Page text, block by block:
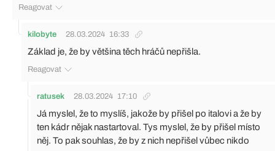
Reagovat
kilobyte 28.03.2024 16:33
Základ je, že by většina těch hráčů nepřišla.
Reagovat
ratusek 28.03.2024 17:10
Já myslel, že to myslíš, jakože by přišel po italovi a že by
ten kádr nějak nastartoval. Tys myslel, že by přišel místo
něj. To pak souhlas, že by z nich nepřišel vůbec nikdo